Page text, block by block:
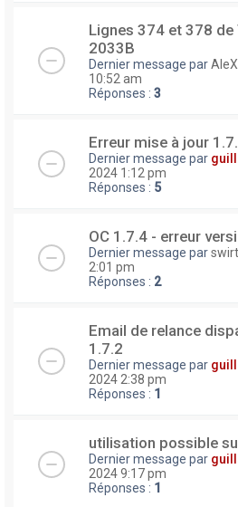
Lignes 374 et 378 de
2033B
Dernier message par
10:52 am
Réponses : 3
Erreur mise à jour
Dernier message par
2024 1:12 pm
Réponses : 5
OC 1.7.4 - erreur
Dernier message par
2:01 pm
Réponses : 2
Email de relance
1.7.2
Dernier message par
2024 2:38 pm
Réponses : 1
utilisation possible
Dernier message par
2024 9:17 pm
Réponses : 1